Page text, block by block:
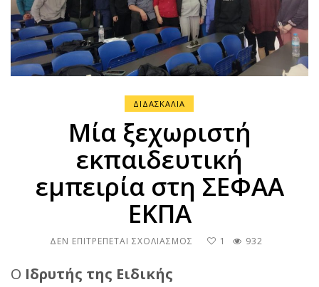
ΔΙΔΑΣΚΑΛΙΑ
Μία ξεχωριστή
εκπαιδευτική
εμπειρία στη ΣΕΦΑΑ
ΕΚΠΑ
ΔΕΝ ΕΠΙΤΡΈΠΕΤΑΙ ΣΧΟΛΙΑΣΜΌΣ ΣΤΟ
1 932
Ο Ιδρυτής της Ειδικής